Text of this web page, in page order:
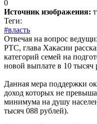
0
Источник изображения:
Теги:
#власть
Отвечая на вопрос
РТС, глава Хакасии
категорий семей на
новой выплате в 10 тысяч
Данная мера поддержки
доход которых не
минимума на душу
тысяч 088 рублей).